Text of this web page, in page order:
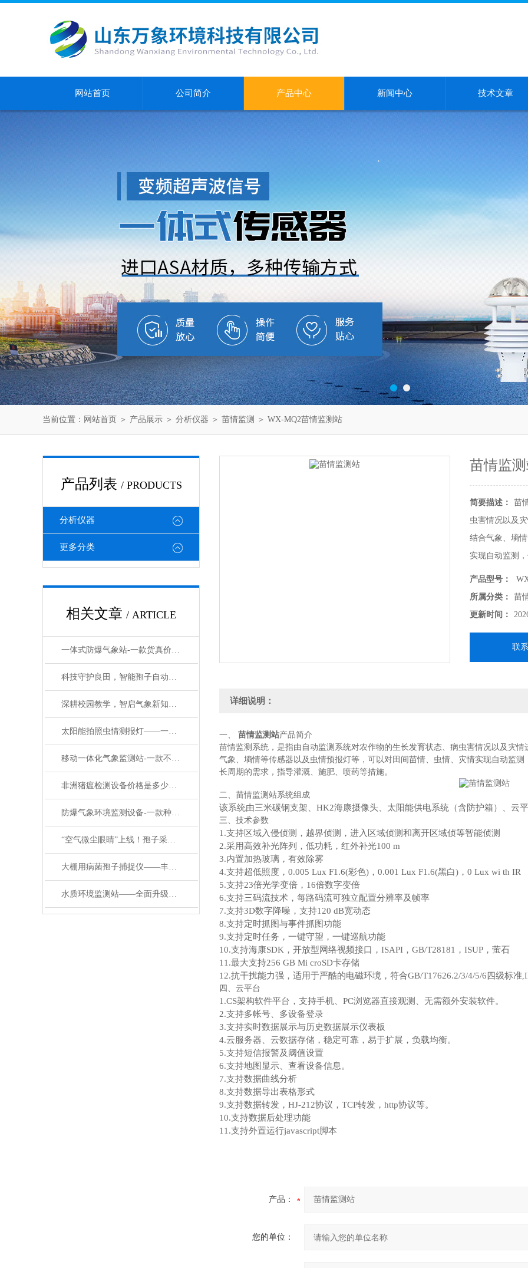
网站首页 公司简介 产品中心 新闻中心 技术文章
当前位置： 网站首页 ＞ 产品展示 ＞ 分析仪器 ＞ 苗情监测 ＞ WX-MQ2苗情监测站
产品列表 / PRODUCTS
分析仪器
更多分类
相关文章 / ARTICLE
一体式防爆气象站-一款货真价实的防爆气象站系统厂家#2023已更新
科技守护良田，智能孢子自动捕捉分析系统重塑病害监测新范式
深耕校园教学，智启气象新知——校园全自动气象观测站赋能素养教育新实践
太阳能拍照虫情测报灯——一款气势如虹的拍照式虫情测报灯#2024已更新
移动一体化气象监测站-一款不卑不亢的便携式多参数气象站#2023已更新
非洲猪瘟检测设备价格是多少@万象环境2022已更新
防爆气象环境监测设备-一款种瓜得瓜的防爆工业气象站#2022已更新
“空气微尘眼睛”上线！孢子采样捕捉仪：看不见的孢子，逃不过它的“法眼”
大棚用病菌孢子捕捉仪——丰收先保苗儿壮的小型孢子捕捉仪#2024顺丰包邮
水质环境监测站——全面升级！新一代多参数水质在线监测系统强势来袭
苗情监
简要描述：
苗
虫害情况以及
结合气象、墒
实现自动监测
长周期的需求
产品型号：
所属分类：
苗
更新时间：
联
详细说明：
一、 苗情监测站产品简介
苗情监测系统，是指由自动监测系统对农作物的生长发育状态、病虫害情况以及灾
气象、墒情等传感器以及虫情预报灯等，可以对田间苗情、虫情、灾情实现自动监
长周期的需求，指导灌溉、施肥、喷药等措施。
二、 苗情监测站系统组成
该系统由三米碳钢支架、HK2海康摄像头、太阳能供电系统（含防护箱）、云
三、技术参数
1.支持区域入侵侦测，越界侦测，进入区域侦测和离开区域侦等智能侦测
2.采用高效补光阵列，低功耗，红外补光100 m
3.内置加热玻璃，有效除雾
4.支持超低照度，0.005 Lux F1.6(彩色)，0.001 Lux F1.6(黑白)，0 Lux wi th IR
5.支持23倍光学变倍，16倍数字变倍
6.支持三码流技术，每路码流可独立配置分辨率及帧率
7.支持3D数字降噪，支持120 dB宽动态
8.支持定时抓图与事件抓图功能
9.支持定时任务，一键守望，一键巡航功能
10.支持海康SDK，开放型网络视频接口，ISAPI，GB/T28181，ISUP，萤石
11.最大支持256 GB Mi croSD卡存储
12.抗干扰能力强，适用于严酷的电磁环境，符合GB/T17626.2/3/4/5/6四级标准,
四、云平台
1.CS架构软件平台，支持手机、PC浏览器直接观测、无需额外安装软件。
2.支持多帐号、多设备登录
3.支持实时数据展示与历史数据展示仪表板
4.云服务器、云数据存储，稳定可靠，易于扩展，负载均衡。
5.支持短信报警及阈值设置
6.支持地图显示、查看设备信息。
7.支持数据曲线分析
8.支持数据导出表格形式
9.支持数据转发，HJ-212协议，TCP转发，http协议等。
10.支持数据后处理功能
11.支持外置运行javascript脚本
产品：
您的单位：